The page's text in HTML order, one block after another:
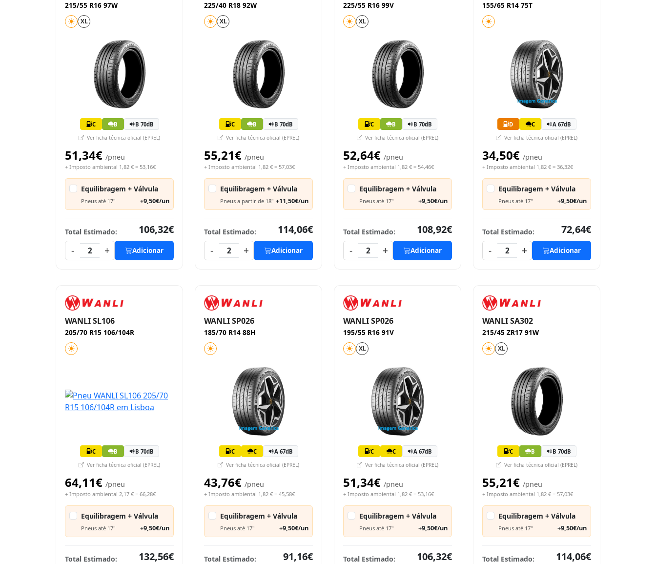
215/55 R16 97W
XL
C B B 70dB
Ver ficha técnica oficial (EPREL)
51,34€ /pneu
+ Imposto ambiental 1,82 € = 53,16€
Equilibragem + Válvula
Pneus até 17" +9,50€/un
Total Estimado:
106,32€
-
2 + Adicionar
225/40 R18 92W
XL
C B B 70dB
Ver ficha técnica oficial (EPREL)
55,21€ /pneu
+ Imposto ambiental 1,82 € = 57,03€
Equilibragem + Válvula
Pneus a partir de 18" +11,50€/un
Total Estimado:
114,06€
-
2 + Adicionar
225/55 R16 99V
XL
C B B 70dB
Ver ficha técnica oficial (EPREL)
52,64€ /pneu
+ Imposto ambiental 1,82 € = 54,46€
Equilibragem + Válvula
Pneus até 17" +9,50€/un
Total Estimado:
108,92€
-
2 + Adicionar
155/65 R14 75T
D C A 67dB
Ver ficha técnica oficial (EPREL)
34,50€ /pneu
+ Imposto ambiental 1,82 € = 36,32€
Equilibragem + Válvula
Pneus até 17" +9,50€/un
Total Estimado:
72,64€
-
2 + Adicionar
WANLI SL106
205/70 R15 106/104R
C B B 70dB
Ver ficha técnica oficial (EPREL)
64,11€ /pneu
+ Imposto ambiental 2,17 € = 66,28€
Equilibragem + Válvula
Pneus até 17" +9,50€/un
Total Estimado:
132,56€
WANLI SP026
185/70 R14 88H
C C A 67dB
Ver ficha técnica oficial (EPREL)
43,76€ /pneu
+ Imposto ambiental 1,82 € = 45,58€
Equilibragem + Válvula
Pneus até 17" +9,50€/un
Total Estimado:
91,16€
WANLI SP026
195/55 R16 91V
XL
C C A 67dB
Ver ficha técnica oficial (EPREL)
51,34€ /pneu
+ Imposto ambiental 1,82 € = 53,16€
Equilibragem + Válvula
Pneus até 17" +9,50€/un
Total Estimado:
106,32€
WANLI SA302
215/45 ZR17 91W
XL
C B B 70dB
Ver ficha técnica oficial (EPREL)
55,21€ /pneu
+ Imposto ambiental 1,82 € = 57,03€
Equilibragem + Válvula
Pneus até 17" +9,50€/un
Total Estimado:
114,06€